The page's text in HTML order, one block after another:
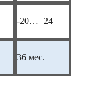
-20…+24
36 мес.